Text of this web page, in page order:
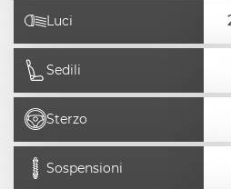
Luci
Sedili
Sterzo
Sospensioni